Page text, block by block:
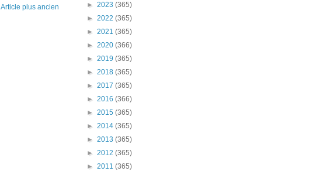
Article plus ancien
► 2023 (365)
► 2022 (365)
► 2021 (365)
► 2020 (366)
► 2019 (365)
► 2018 (365)
► 2017 (365)
► 2016 (366)
► 2015 (365)
► 2014 (365)
► 2013 (365)
► 2012 (365)
► 2011 (365)